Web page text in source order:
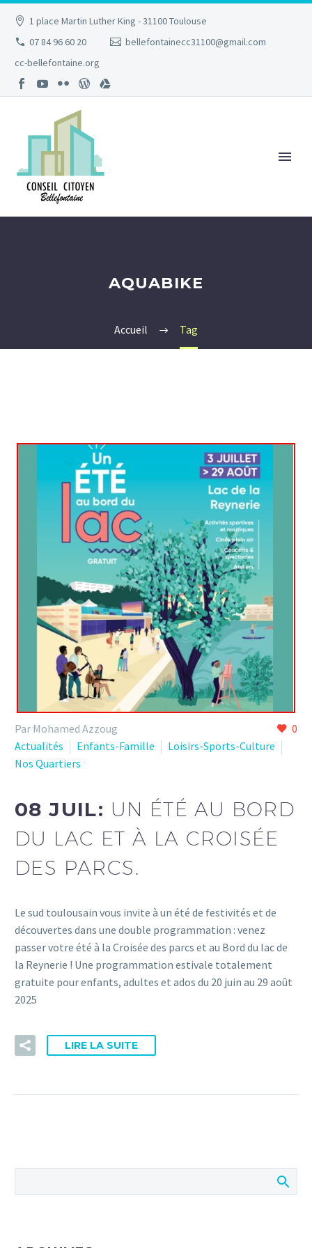
1 place Martin Luther King - 31100 Toulouse
07 84 96 60 20
bellefontainecc31100@gmail.com
cc-bellefontaine.org
AQUABIKE
Accueil Tag
0
Par Mohamed Azzoug
Actualités
Enfants-Famille
Loisirs-Sports-Culture
Nos Quartiers
08 JUIL: UN ÉTÉ AU BORD
DU LAC ET À LA CROISÉE
DES PARCS.
Le sud toulousain vous invite à un été de festivités et de
découvertes dans une double programmation : venez
passer votre été à la Croisée des parcs et au Bord du lac de
la Reynerie ! Une programmation estivale totalement
gratuite pour enfants, adultes et ados du 20 juin au 29 août
2025
LIRE LA SUITE